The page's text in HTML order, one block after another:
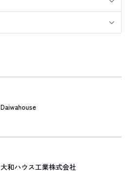
Daiwahouse
大和ハウス工業株式会社